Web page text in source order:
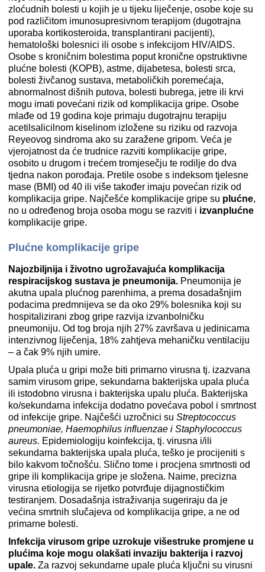
zloćudnih bolesti u kojih je u tijeku liječenje, osobe koje su
pod različitom imunosupresivnom terapijom (dugotrajna
uporaba kortikosteroida, transplantirani pacijenti),
hematološki bolesnici ili osobe s infekcijom HIV/AIDS.
Osobe s kroničnim bolestima poput kronične opstruktivne
plućne bolesti (KOPB), astme, dijabetesa, bolesti srca,
bolesti živčanog sustava, metaboličkih poremećaja,
abnormalnost dišnih putova, bolesti bubrega, jetre ili krvi
mogu imati povećani rizik od komplikacija gripe. Osobe
mlađe od 19 godina koje primaju dugotrajnu terapiju
acetilsalicilnom kiselinom izložene su riziku od razvoja
Reyeovog sindroma ako su zaražene gripom. Veća je
vjerojatnost da će trudnice razviti komplikacije gripe,
osobito u drugom i trećem tromjesečju te rodilje do dva
tjedna nakon porođaja. Pretile osobe s indeksom tjelesne
mase (BMI) od 40 ili više također imaju povećan rizik od
komplikacija gripe. Najčešće komplikacije gripe su plućne,
no u određenog broja osoba mogu se razviti i izvanplućne
komplikacije gripe.
Plućne komplikacije gripe
Najozbiljnija i životno ugrožavajuća komplikacija
respiracijskog sustava je pneumonija. Pneumonija je
akutna upala plućnog parenhima, a prema dosadašnjim
podacima predmnijeva se da oko 29% bolesnika koji su
hospitalizirani zbog gripe razvija izvanbolničku
pneumoniju. Od tog broja njih 27% završava u jedinicama
intenzivnog liječenja, 18% zahtjeva mehaničku ventilaciju
– a čak 9% njih umire.
Upala pluća u gripi može biti primarno virusna tj. izazvana
samim virusom gripe, sekundarna bakterijska upala pluća
ili istodobno virusna i bakterijska upalu pluća. Bakterijska
ko/sekundarna infekcija dodatno povećava pobol i smrtnost
od infekcije gripe. Najčešći uzročnici su Streptococcus
pneumoniae, Haemophilus influenzae i Staphylococcus
aureus. Epidemiologiju koinfekcija, tj. virusna i/ili
sekundarna bakterijska upala pluća, teško je procijeniti s
bilo kakvom točnošću. Slično tome i procjena smrtnosti od
gripe ili komplikacija gripe je složena. Naime, precizna
virusna etiologija se rijetko potvrđuje dijagnostičkim
testiranjem. Dosadašnja istraživanja sugeriraju da je
većina smrtnih slučajeva od komplikacija gripe, a ne od
primarne bolesti.
Infekcija virusom gripe uzrokuje višestruke promjene u
plućima koje mogu olakšati invaziju bakterija i razvoj
upale. Za razvoj sekundarne upale pluća ključni su virusni